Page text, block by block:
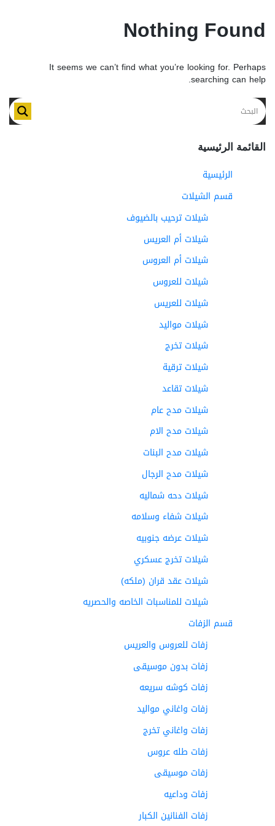
Nothing Found
It seems we can’t find what you’re looking for. Perhaps
searching can help.
القائمة الرئيسية
الرئيسية
قسم الشيلات
شيلات ترحيب بالضيوف
شيلات أم العريس
شيلات أم العروس
شيلات للعروس
شيلات للعريس
شيلات مواليد
شيلات تخرج
شيلات ترقية
شيلات تقاعد
شيلات مدح عام
شيلات مدح الام
شيلات مدح البنات
شيلات مدح الرجال
شيلات دحه شماليه
شيلات شفاء وسلامه
شيلات عرضه جنوبيه
شيلات تخرج عسكري
شيلات عقد قران (ملكه)
شيلات للمناسبات الخاصه والحصريه
قسم الزفات
زفات للعروس والعريس
زفات بدون موسيقى
زفات كوشه سريعه
زفات واغاني مواليد
زفات واغاني تخرج
زفات طله عروس
زفات موسيقى
زفات وداعيه
زفات الفنانين الكبار